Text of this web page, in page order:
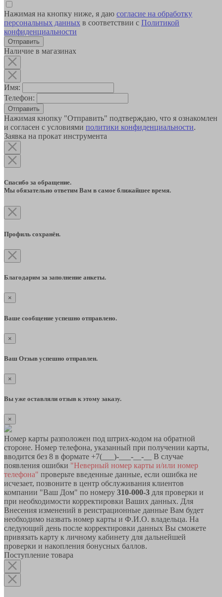
Нажимая на кнопку ниже, я даю согласие на обработку
персональных данных в соответствии с Политикой
конфиденциальности
Наличие в магазинах
Имя:
Телефон:
Отправить
Нажимая кнопку "Отправить" подтверждаю, что я ознакомлен
и согласен с условиями политики конфиденциальности.
Заявка на прокат инструмента
Спасибо за обращение.
Мы обязательно ответим Вам в самое ближайшее время.
Профиль сохранён.
Благодарим за заполнение анкеты.
×
Ваше сообщение успешно отправлено.
×
Ваш Отзыв успешно отправлен.
×
Вы уже оставляли отзыв к этому заказу.
×
Номер карты разположен под штрих-кодом на обратной
стороне. Номер телефона, указанный при получении карты,
вводится без 8 в формате +7(___)-___-__-__ В случае
появления ошибки "Неверный номер карты и/или номер
телефона" проверьте введенные данные, если ошибка не
исчезает, позвоните в центр обслуживания клиентов
компании "Ваш Дом" по номеру 310-000-3 для проверки и
при необходимости корректировки Ваших данных. Для
Внесения изменений в реистрационные данные Вам будет
необходимо назвать номер карты и Ф.И.О. владельца. На
следующий день после корректировки данных Вы сможете
привязать карту к личному кабинету для дальнейшей
проверки и накопления бонусных баллов.
Поступление товара